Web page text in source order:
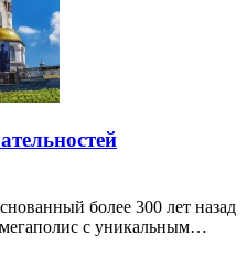
более 300 лет назад
с уникальным…